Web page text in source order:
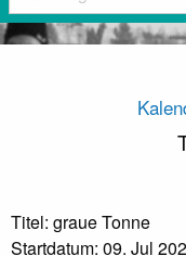
Titel: graue Tonne
Startdatum: 09. Jul